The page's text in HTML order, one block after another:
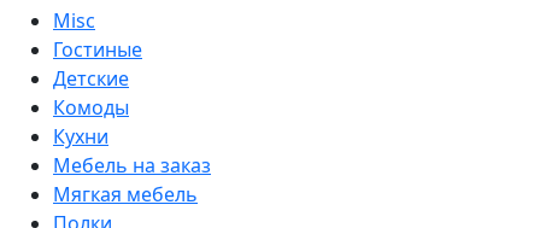
Misc
Гостиные
Детские
Комоды
Кухни
Мебель на заказ
Мягкая мебель